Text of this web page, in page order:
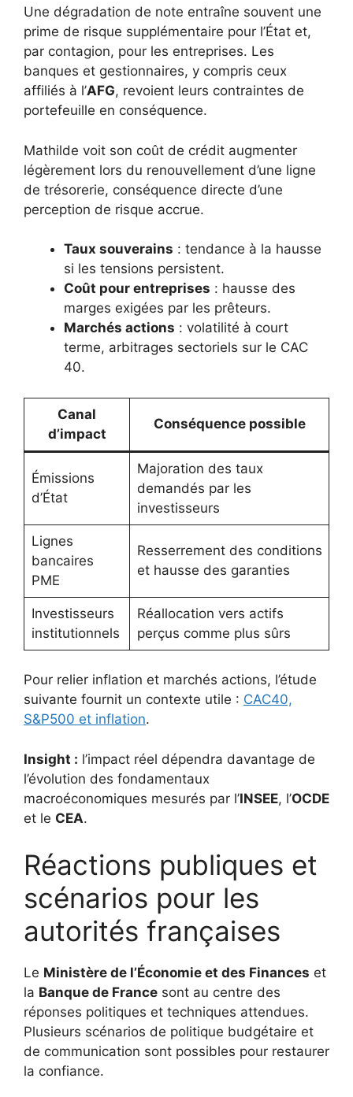
Une dégradation de note entraîne souvent une
prime de risque supplémentaire pour l’État et,
par contagion, pour les entreprises. Les
banques et gestionnaires, y compris ceux
affiliés à l’AFG, revoient leurs contraintes de
portefeuille en conséquence.
Mathilde voit son coût de crédit augmenter
légèrement lors du renouvellement d’une ligne
de trésorerie, conséquence directe d’une
perception de risque accrue.
Taux souverains : tendance à la hausse
si les tensions persistent.
Coût pour entreprises : hausse des
marges exigées par les prêteurs.
Marchés actions : volatilité à court
terme, arbitrages sectoriels sur le CAC
40.
Canal
d’impact
Conséquence possible
Émissions
d’État
Majoration des taux
demandés par les
investisseurs
Lignes
bancaires
PME
Resserrement des conditions
et hausse des garanties
Investisseurs
institutionnels
Réallocation vers actifs
perçus comme plus sûrs
Pour relier inflation et marchés actions, l’étude
suivante fournit un contexte utile : CAC40,
S&P500 et inflation.
Insight : l’impact réel dépendra davantage de
l’évolution des fondamentaux
macroéconomiques mesurés par l’INSEE, l’OCDE
et le CEA.
Réactions publiques et
scénarios pour les
autorités françaises
Le Ministère de l’Économie et des Finances et
la Banque de France sont au centre des
réponses politiques et techniques attendues.
Plusieurs scénarios de politique budgétaire et
de communication sont possibles pour restaurer
la confiance.